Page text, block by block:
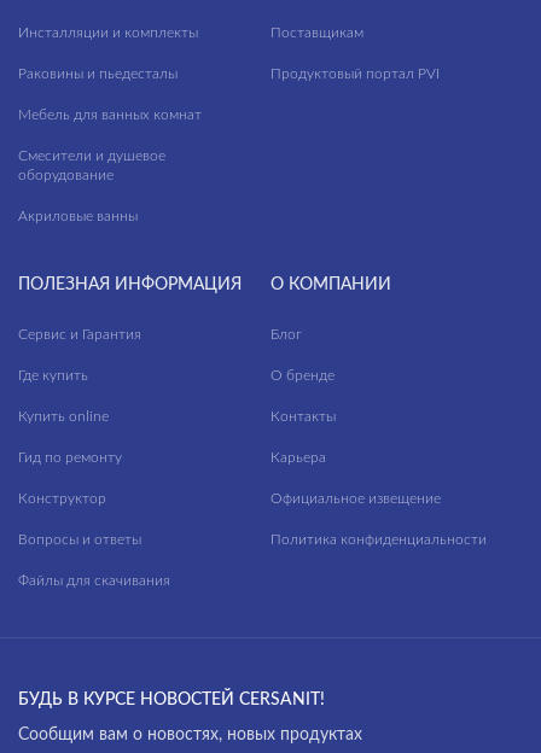
Инсталляции и комплекты
Раковины и пьедесталы
Мебель для ванных комнат
Смесители и душевое
оборудование
Акриловые ванны
Поставщикам
Продуктовый портал PVI
ПОЛЕЗНАЯ ИНФОРМАЦИЯ
Сервис и Гарантия
Где купить
Купить online
Гид по ремонту
Конструктор
Вопросы и ответы
Файлы для скачивания
О КОМПАНИИ
Блог
О бренде
Контакты
Карьера
Официальное извещение
Политика конфиденциальности
БУДЬ В КУРСЕ НОВОСТЕЙ CERSANIT!
Cообщим вам о новостях, новых продуктах